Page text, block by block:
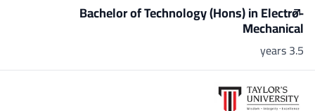
Bachelor of Technology (Hons) in Electro-
Mechanical
3.5 years